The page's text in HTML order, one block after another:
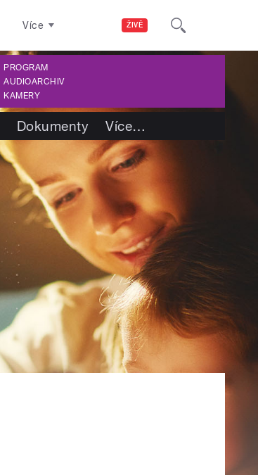
ŽIVĚ
Více
PROGRAM
AUDIOARCHIV
KAMERY
Dokumenty Více…